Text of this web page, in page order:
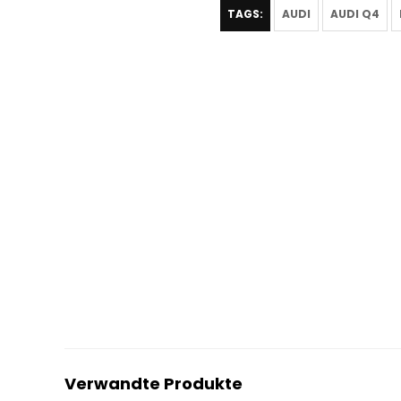
TAGS: AUDI AUDI Q4
Verwandte Produkte